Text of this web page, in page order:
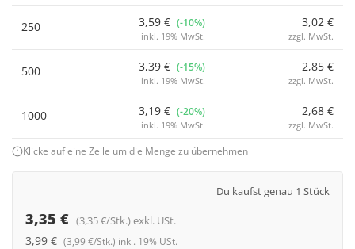
250 3,59 € (-10%)
inkl. 19% MwSt.
3,02 €
zzgl. MwSt.
500 3,39 € (-15%)
inkl. 19% MwSt.
2,85 €
zzgl. MwSt.
1000 3,19 € (-20%)
inkl. 19% MwSt.
2,68 €
zzgl. MwSt.
Klicke auf eine Zeile um die Menge zu übernehmen
Du kaufst genau 1 Stück
3,35 € (3,35 €/Stk.) exkl. USt.
3,99 € (3,99 €/Stk.) inkl. 19% USt.